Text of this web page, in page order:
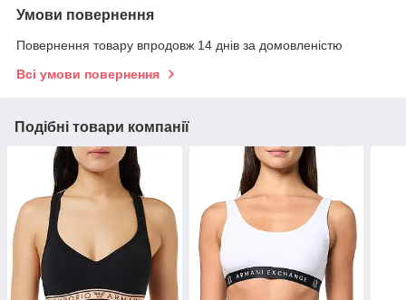
Умови повернення
Повернення товару впродовж 14 днів за домовленістю
Всі умови повернення
Подібні товари компанії